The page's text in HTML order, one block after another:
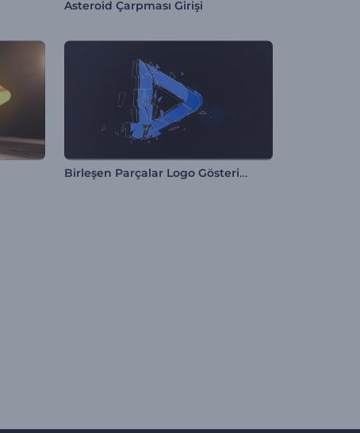
Asteroid Çarpması Girişi
Birleşen Parçalar Logo Gösterimi